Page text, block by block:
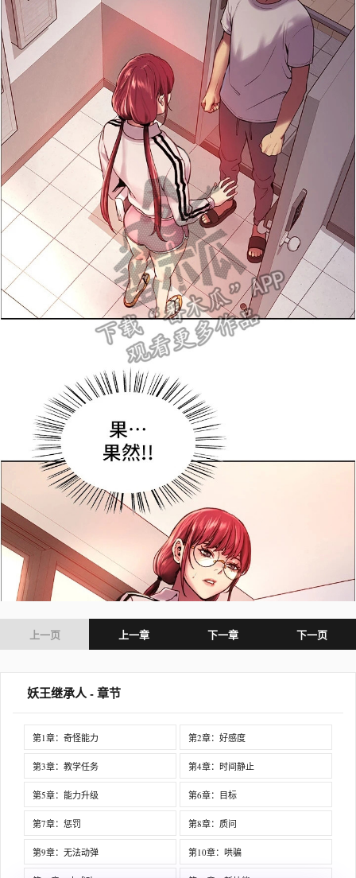
上一页 上一章 下一章 下一页
妖王继承人 - 章节
第1章：奇怪能力 第2章：好感度
第3章：教学任务 第4章：时间静止
第5章：能力升级 第6章：目标
第7章：惩罚 第8章：质问
第9章：无法动弹 第10章：哄骗